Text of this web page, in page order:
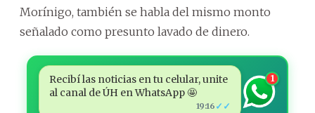
Morínigo, también se habla del mismo monto
señalado como presunto lavado de dinero.
Recibí las noticias en tu celular, unite
al canal de ÚH en WhatsApp 🤩
19:16 ✓✓
1